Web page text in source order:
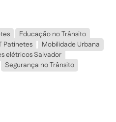
Educação no Trânsito
Patinetes
Mobilidade Urbana
elétricos Salvador
Segurança no Trânsito